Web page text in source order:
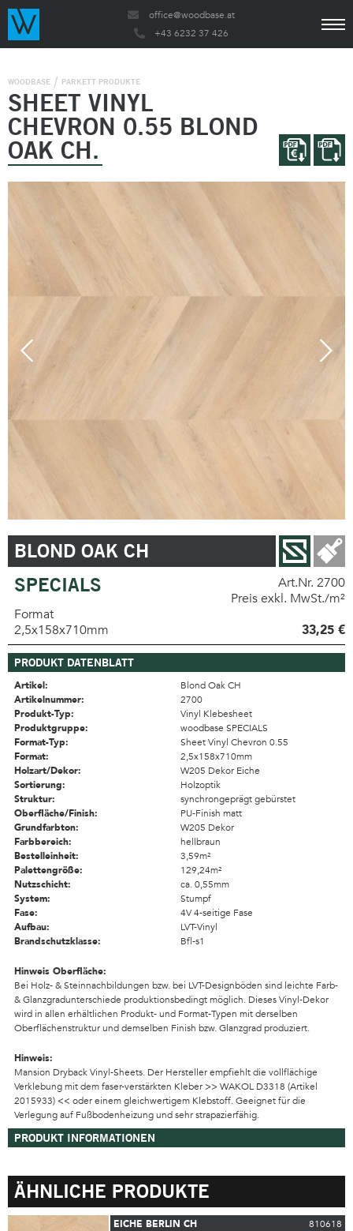
office@woodbase.at
+43 6232 37 426
WOODBASE PARKETT PRODUKTE
SHEET VINYL
CHEVRON 0.55 BLOND
OAK CH
BLOND OAK CH
SPECIALS
Art.Nr. 2700
Preis exkl. MwSt./m²
Format
2,5x158x710mm
33,25 €
PRODUKT DATENBLATT
Artikel:
Blond Oak CH
Artikelnummer:
2700
Produkt-Typ:
Vinyl Klebesheet
Produktgruppe:
woodbase SPECIALS
Format-Typ:
Sheet Vinyl Chevron 0.55
Format:
2,5x158x710mm
Holzart/Dekor:
W205 Dekor Eiche
Sortierung:
Holzoptik
Struktur:
synchrongeprägt gebürstet
Oberfläche/Finish:
PU-Finish matt
Grundfarbton:
W205 Dekor
Farbbereich:
hellbraun
Bestelleinheit:
3,59m²
Palettengröße:
129,24m²
Nutzschicht:
ca. 0,55mm
System:
Stumpf
Fase:
4V 4-seitige Fase
Aufbau:
LVT-Vinyl
Brandschutzklasse:
Bfl-s1
Hinweis Oberfläche:
Bei Holz- & Steinnachbildungen bzw. bei LVT-Designböden sind leichte Farb-
& Glanzgradunterschiede produktionsbedingt möglich. Dieses Vinyl-Dekor
wird in allen erhältlichen Produkt- und Format-Typen mit derselben
Oberflächenstruktur und demselben Finish bzw. Glanzgrad produziert.
Hinweis:
Mansion Dryback Vinyl-Sheets. Der Hersteller empfiehlt die vollflächige
Verklebung mit dem faser-verstärkten Kleber >> WAKOL D3318 (Artikel
2015933) << oder einem gleichwertigem Klebstoff. Geeignet für die
Verlegung auf Fußbodenheizung und sehr strapazierfähig.
PRODUKT INFORMATIONEN
ÄHNLICHE PRODUKTE
EICHE BERLIN CH
810618